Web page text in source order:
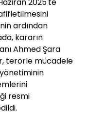
ardından
kararın
Ahmed Şara
terörle mücadele
resmi